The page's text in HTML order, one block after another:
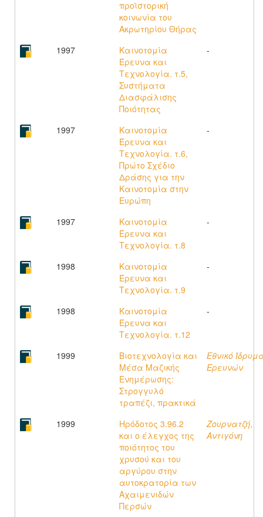
προϊστορική
κοινωνία του
Ακρωτηρίου Θήρας
1997
Καινοτομία
Έρευνα και
Τεχνολογία. τ.5,
Συστήματα
Διασφάλισης
Ποιότητας
-
1997
Καινοτομία
Έρευνα και
Τεχνολογία. τ.6,
Πρώτο Σχέδιο
Δράσης για την
Καινοτομία στην
Ευρώπη
-
1997
Καινοτομία
Έρευνα και
Τεχνολογία. τ.8
-
1998
Καινοτομία
Έρευνα και
Τεχνολογία. τ.9
-
1998
Καινοτομία
Έρευνα και
Τεχνολογία. τ.12
-
1999
Βιοτεχνολογία και
Μέσα Μαζικής
Ενημέρωσης:
Στρογγυλό
τραπέζι, πρακτικά
Εθνικό
Ερευνών
1999
Ηρόδοτος 3.96.2
και ο έλεγχος της
ποιότητος του
χρυσού και του
αργύρου στην
αυτοκρατορία των
Αχαιμενιδών
Περσών
Ζουρνατζή,
Αντιγόνη